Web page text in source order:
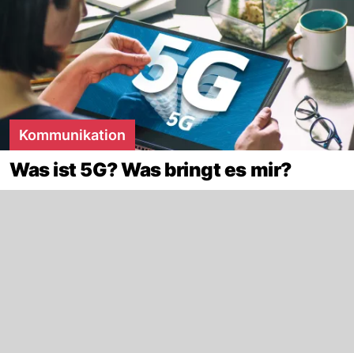
Kommunikation
Was ist 5G? Was bringt es mir?